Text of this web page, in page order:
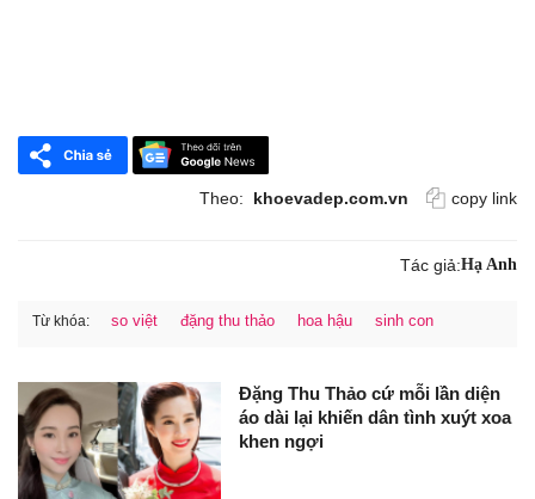
Theo: khoevadep.com.vn copy link
Tác giả:Hạ Anh
Từ khóa: so việt đặng thu thảo hoa hậu sinh con
Đặng Thu Thảo cứ mỗi lần diện
áo dài lại khiến dân tình xuýt xoa
khen ngợi